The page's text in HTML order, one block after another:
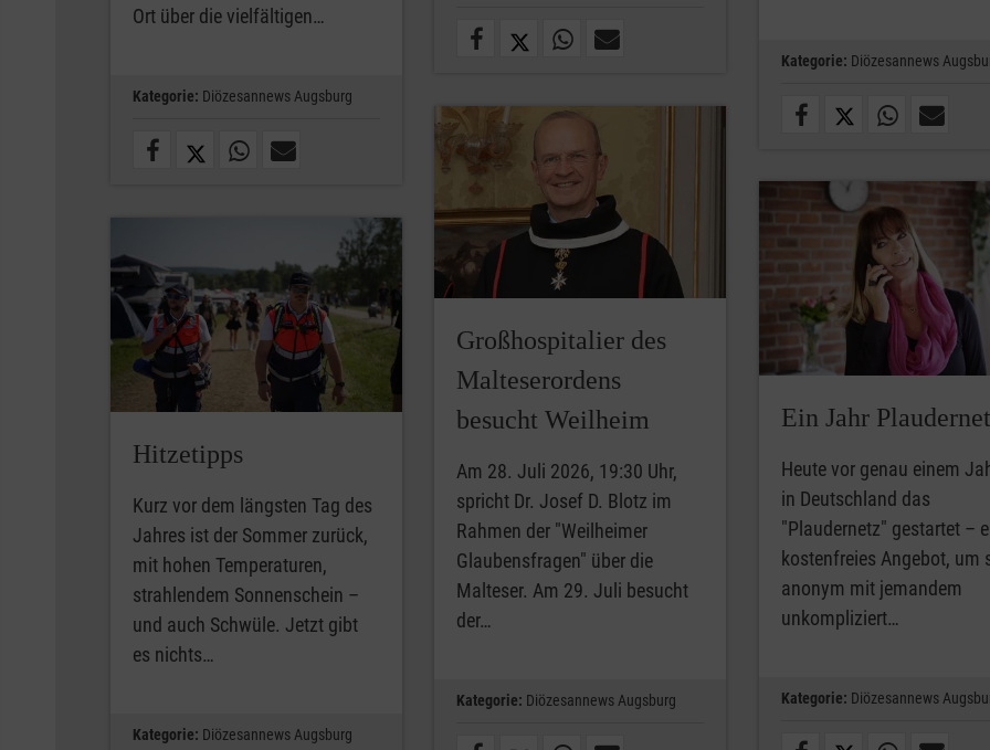
Ort über die vielfältigen…
Kategorie: Diözesannews Augsburg
Kategorie: Diözesannews
Großhospitalier des
Malteserordens
besucht Weilheim
Am 28. Juli 2026, 19:30 Uhr,
spricht Dr. Josef D. Blotz im
Rahmen der "Weilheimer
Glaubensfragen" über die
Malteser. Am 29. Juli besucht
der…
Kategorie: Diözesannews Augsburg
Ein Jahr
Heute vor genau einem
in Deutschland das
"Plaudernetz" gestartet –
kostenfreies Angebot, um
anonym mit jemandem
unkompliziert…
Kategorie: Diözesannews
Hitzetipps
Kurz vor dem längsten Tag des
Jahres ist der Sommer zurück,
mit hohen Temperaturen,
strahlendem Sonnenschein –
und auch Schwüle. Jetzt gibt
es nichts…
Kategorie: Diözesannews Augsburg